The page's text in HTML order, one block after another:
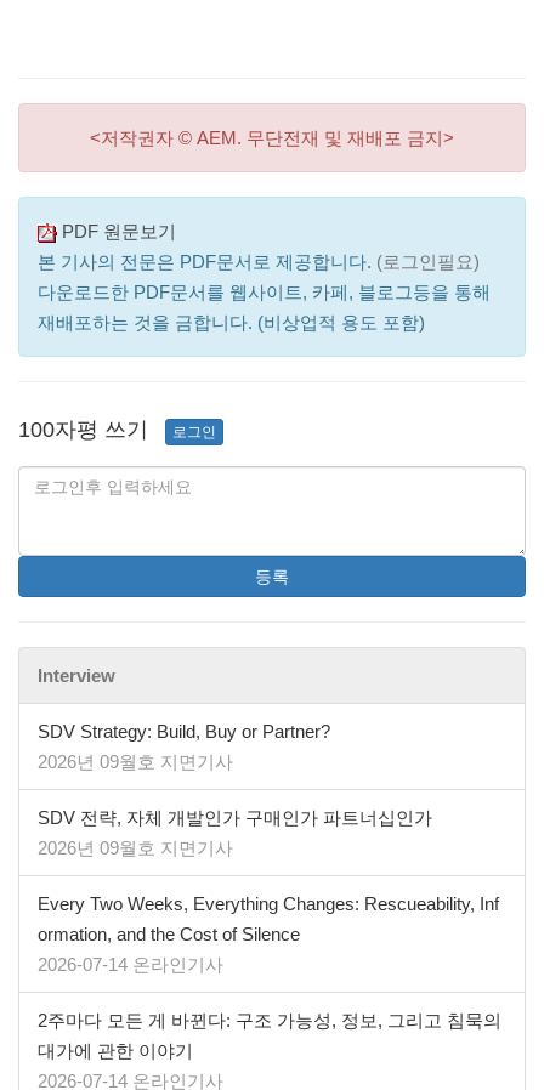
<저작권자 © AEM. 무단전재 및 재배포 금지>
PDF 원문보기
본 기사의 전문은 PDF문서로 제공합니다. (로그인필요)
다운로드한 PDF문서를 웹사이트, 카페, 블로그등을 통해
재배포하는 것을 금합니다. (비상업적 용도 포함)
100자평 쓰기 로그인
등록
Interview
SDV Strategy: Build, Buy or Partner?
2026년 09월호 지면기사
SDV 전략, 자체 개발인가 구매인가 파트너십인가
2026년 09월호 지면기사
Every Two Weeks, Everything Changes: Rescueability, Inf
ormation, and the Cost of Silence
2026-07-14 온라인기사
2주마다 모든 게 바뀐다: 구조 가능성, 정보, 그리고 침묵의
대가에 관한 이야기
2026-07-14 온라인기사